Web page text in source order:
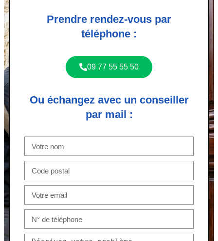
Prendre rendez-vous par
téléphone :
09 77 55 55 50
Ou échangez avec un conseiller
par mail :